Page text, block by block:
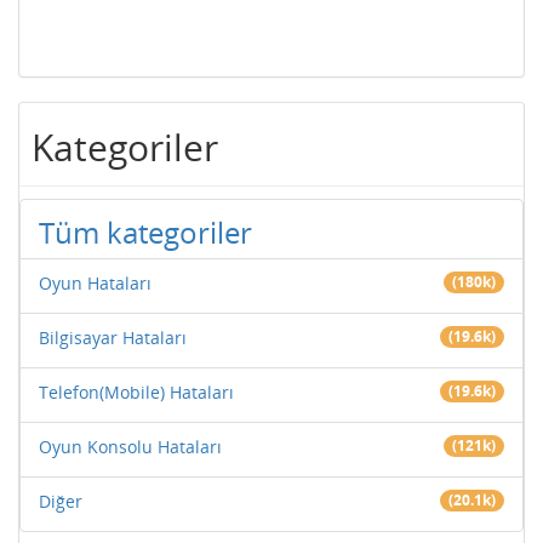
Kategoriler
Tüm kategoriler
Oyun Hataları (180k)
Bilgisayar Hataları (19.6k)
Telefon(Mobile) Hataları (19.6k)
Oyun Konsolu Hataları (121k)
Diğer (20.1k)